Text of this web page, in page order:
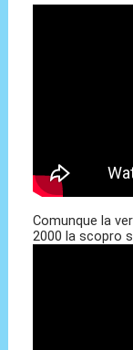
Comunque la
2000 la scopro